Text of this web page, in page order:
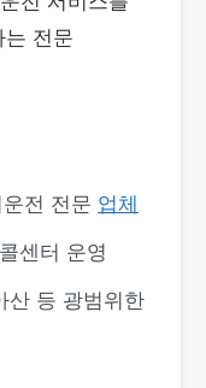
는 전문
전 전문 업체
센터 운영
산 등 광범위한